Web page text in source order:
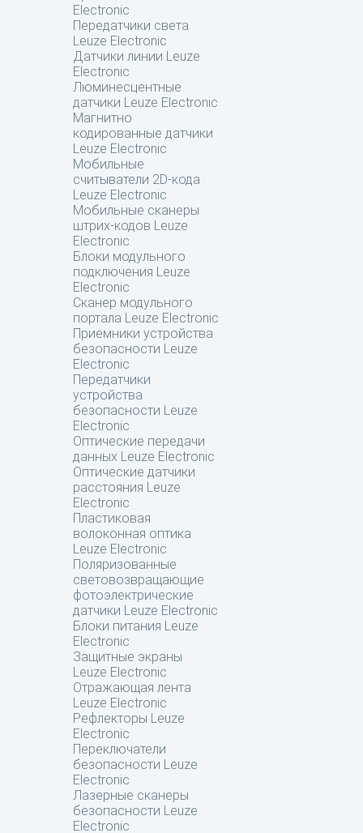
Electronic
Передатчики света
Leuze Electronic
Датчики линии Leuze
Electronic
Люминесцентные
датчики Leuze Electronic
Магнитно
кодированные датчики
Leuze Electronic
Мобильные
считыватели 2D-кода
Leuze Electronic
Мобильные сканеры
штрих-кодов Leuze
Electronic
Блоки модульного
подключения Leuze
Electronic
Сканер модульного
портала Leuze Electronic
Приемники устройства
безопасности Leuze
Electronic
Передатчики
устройства
безопасности Leuze
Electronic
Оптические передачи
данных Leuze Electronic
Оптические датчики
расстояния Leuze
Electronic
Пластиковая
волоконная оптика
Leuze Electronic
Поляризованные
световозвращающие
фотоэлектрические
датчики Leuze Electronic
Блоки питания Leuze
Electronic
Защитные экраны
Leuze Electronic
Отражающая лента
Leuze Electronic
Рефлекторы Leuze
Electronic
Переключатели
безопасности Leuze
Electronic
Лазерные сканеры
безопасности Leuze
Electronic